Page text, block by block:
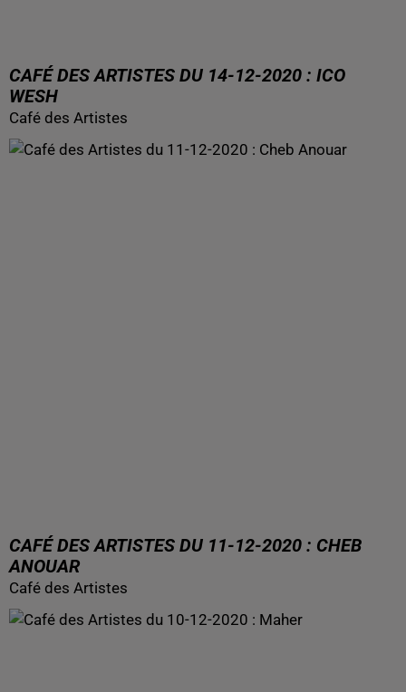
CAFÉ DES ARTISTES DU 14-12-2020 : ICO
WESH
Café des Artistes
CAFÉ DES ARTISTES DU 11-12-2020 : CHEB
ANOUAR
Café des Artistes